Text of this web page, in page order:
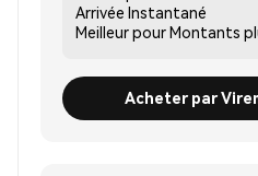
Arrivée Instantané
Meilleur pourMontants
Acheter par